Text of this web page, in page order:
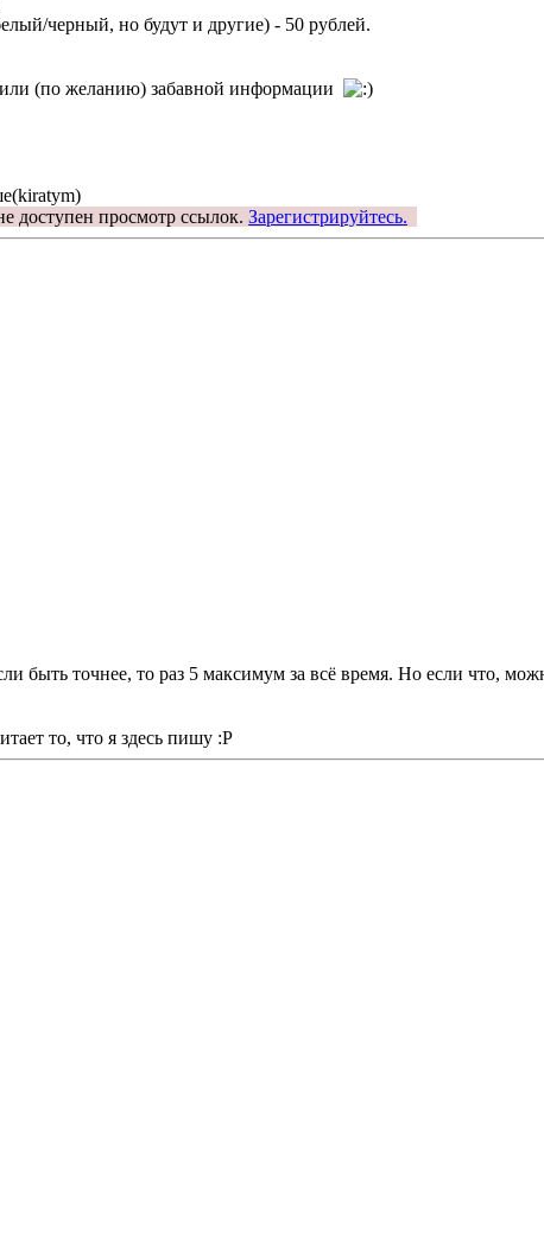
черный, но будут и другие) - 50 рублей.
(по желанию) забавной информации
доступен просмотр ссылок. Зарегистрируйтесь.
быть точнее, то раз 5 максимум за всё время. Но если что,
то, что я здесь пишу :Р